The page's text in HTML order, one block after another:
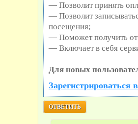
— Позволит принять
— Позволит
посещения;
— Поможет получить от
— Включает в себя
Для новых
Зарегистрироваться
ОТВЕТИТЬ